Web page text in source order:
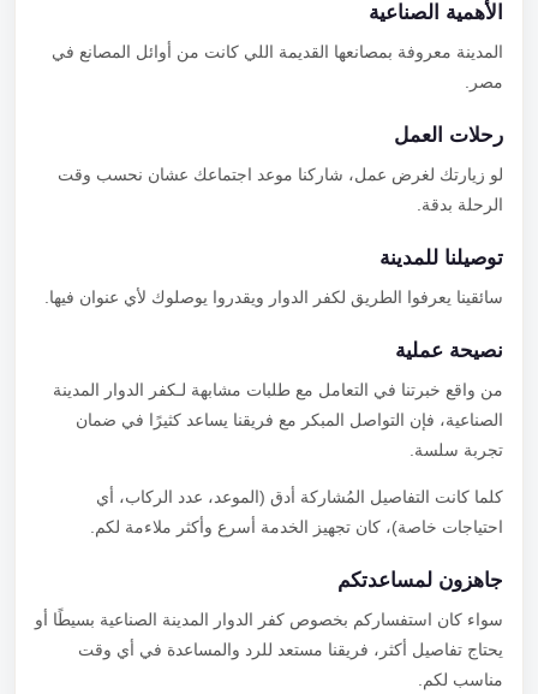
الأهمية الصناعية
المدينة معروفة بمصانعها القديمة اللي كانت من أوائل المصانع في
مصر.
رحلات العمل
لو زيارتك لغرض عمل، شاركنا موعد اجتماعك عشان نحسب وقت
الرحلة بدقة.
توصيلنا للمدينة
سائقينا يعرفوا الطريق لكفر الدوار ويقدروا يوصلوك لأي عنوان فيها.
نصيحة عملية
من واقع خبرتنا في التعامل مع طلبات مشابهة لـكفر الدوار المدينة
الصناعية، فإن التواصل المبكر مع فريقنا يساعد كثيرًا في ضمان
تجربة سلسة.
كلما كانت التفاصيل المُشاركة أدق (الموعد، عدد الركاب، أي
احتياجات خاصة)، كان تجهيز الخدمة أسرع وأكثر ملاءمة لكم.
جاهزون لمساعدتكم
سواء كان استفساركم بخصوص كفر الدوار المدينة الصناعية بسيطًا أو
يحتاج تفاصيل أكثر، فريقنا مستعد للرد والمساعدة في أي وقت
مناسب لكم.